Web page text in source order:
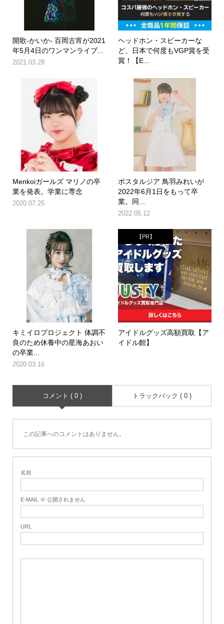
開歌-かいか- 百岡古宵が2021
年5月4日のワンマンライブ...
2021.03.28
ヘッドホン・スピーカーな
ど、日本で何度もVGP賞を受
賞！【E...
Menkoiガールズ マリノの卒
業を発表。学業に専念
2020.07.25
ポスタルジア 鳥羽みれいが
2022年6月1日をもって卒
業。同...
2022.05.12
キミイロプロジェクト 体調不
良のため休養中の星海あおい
の卒業...
2020.03.16
【PR】
アイドルグッズ高額買取【ア
イドル館】
コメント ( 0 ) トラックバック ( 0 )
この記事へのコメントはありません。
名前
E-MAIL ※ 公開されません
URL